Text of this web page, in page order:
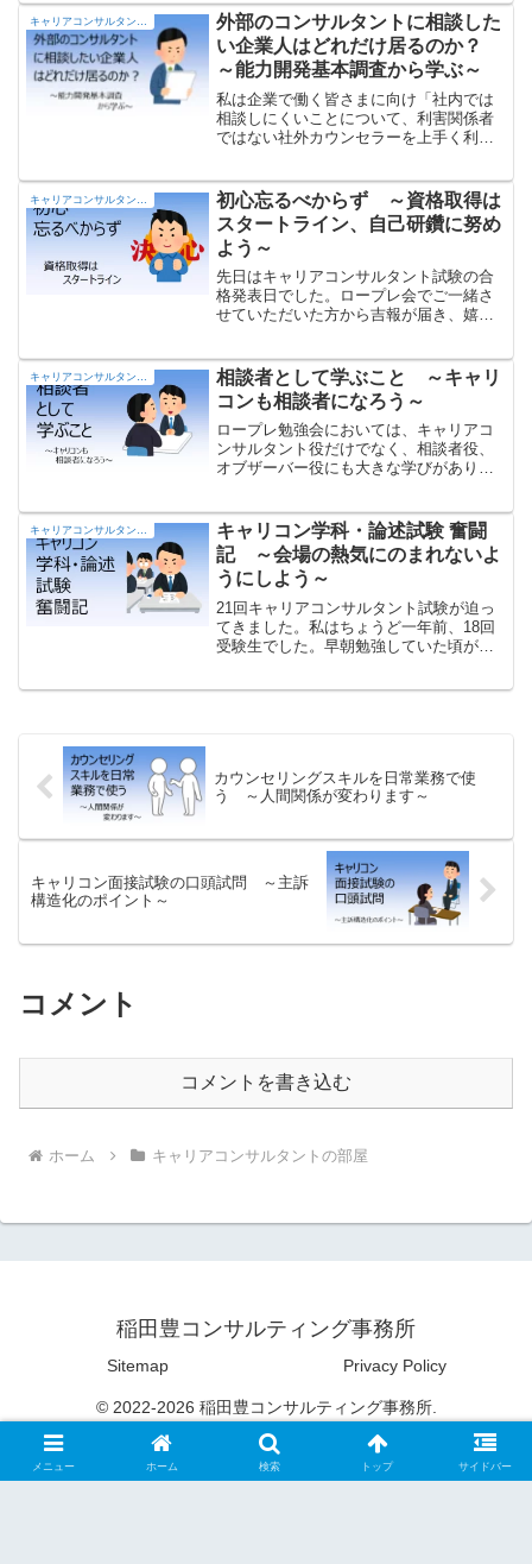
社業務での人とのやり取りが大きく変わ
ったことですね。会議の席で、上司に反
対意見を述べられても、「〇〇さんは、
そう思われるのですね..」と。
キャリアコンサルタントの部屋
外部のコンサルタントに相談した
い企業人はどれだけ居るのか？
～能力開発基本調査から学ぶ～
私は企業で働く皆さまに向け「社内では
相談しにくいことについて、利害関係者
ではない社外カウンセラーを上手く利用
か？「能力開発基本調査」から読み解い
てみたいと思います。
初心忘るべからず ～資格取得は
スタートライン、自己研鑽に努め
よう～
先日はキャリアコンサルタント試験の合
格発表日でした。ロープレ会でご一緒さ
せていただいた方から吉報が届き、嬉し
発表時の熱い気持ちを忘れず、研鑽を深
めていきましょう。
相談者として学ぶこと ～キャリ
コンも相談者になろう～
ロープレ勉強会においては、キャリアコ
ンサルタント役だけでなく、相談者役、
オブザーバー役にも大きな学びがありま
キャリアコンサルタントの部屋
キャリコン学科・論述試験 奮闘
記 ～会場の熱気にのまれないよ
うにしよう～
21回キャリアコンサルタント試験が迫っ
てきました。私はちょうど一年前、18回
受験生でした。早朝勉強していた頃が懐
カウンセリングスキルを日常業務で使
う ～人間関係が変わります～
キャリコン面接試験の口頭試問 ～主訴
構造化のポイント～
コメント
コメントを書き込む
ホーム キャリアコンサルタントの部屋
稲田豊コンサルティング事務所
Sitemap Privacy Policy
© 2022-2026 稲田豊コンサルティング事務所.
メニュー ホーム 検索 トップ サイドバー